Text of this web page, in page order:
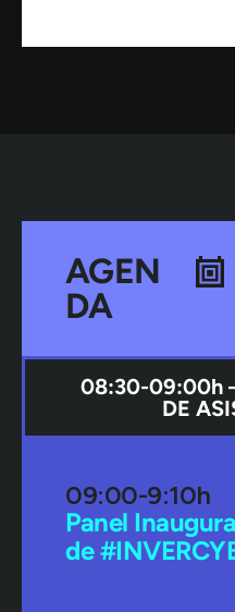
AGEN
DA
08:30-09:00h
DE
09:00-9:10h
Panel
de